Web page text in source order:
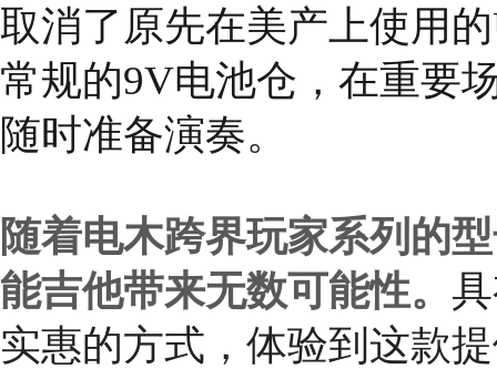
取消了原先在美产上使用
常规的9V电池仓，在重要
随时准备演奏。
随着电木跨界玩家系列 的
能吉他带来无数可能性。
实惠的方式，体验到这款